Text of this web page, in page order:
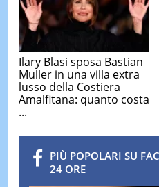
Ilary Blasi sposa Bastian
Muller in una villa extra
lusso della Costiera
Amalfitana: quanto costa
...
PIÙ POPOLARI SU
24 ORE